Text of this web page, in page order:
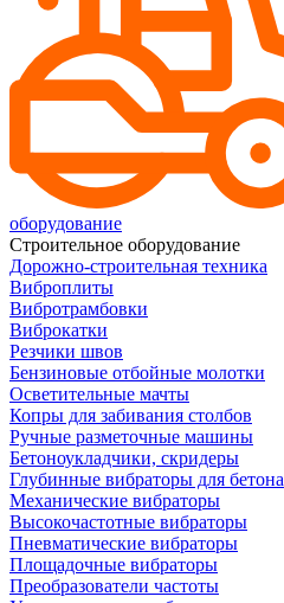
оборудование
Строительное оборудование
Дорожно-строительная техника
Виброплиты
Вибротрамбовки
Виброкатки
Резчики швов
Бензиновые отбойные молотки
Осветительные мачты
Копры для забивания столбов
Ручные разметочные машины
Бетоноукладчики, скридеры
Глубинные вибраторы для бетона
Механические вибраторы
Высокочастотные вибраторы
Пневматические вибраторы
Площадочные вибраторы
Преобразователи частоты